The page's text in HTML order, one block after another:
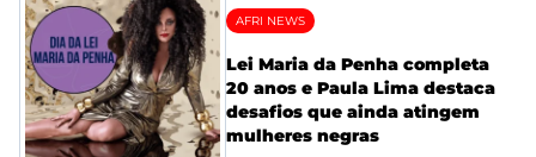
AFRI NEWS
Lei Maria da Penha completa
20 anos e Paula Lima destaca
desafios que ainda atingem
mulheres negras